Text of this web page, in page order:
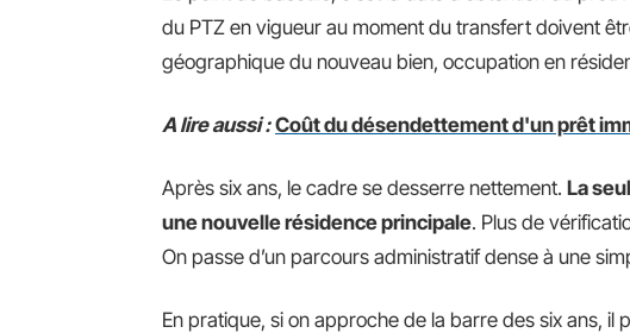
du PTZ en vigueur au moment du transfert doivent
géographique du nouveau bien, occupation en
A lire aussi : Coût du désendettement d'un prêt
Après six ans, le cadre se desserre nettement. La
une nouvelle résidence principale. Plus de
On passe d’un parcours administratif dense à une
En pratique, si on approche de la barre des six ans, il